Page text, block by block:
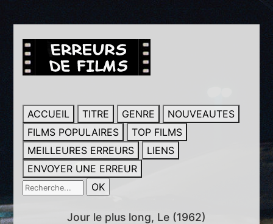
ACCUEIL TITRE GENRE
NOUVEAUTES
FILMS POPULAIRES
TOP FILMS
MEILLEURES ERREURS
LIENS
ENVOYER UNE ERREUR
Jour le plus long, Le (1962)